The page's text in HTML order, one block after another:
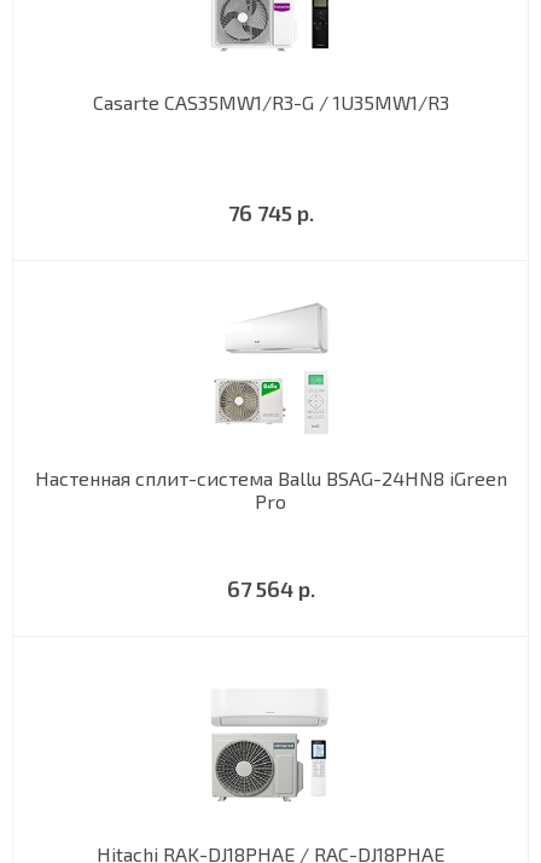
Casarte СAS35MW1/R3-G / 1U35MW1/R3
76 745 р.
Настенная сплит-система Ballu BSAG-24HN8 iGreen
Pro
67 564 р.
Hitachi RAK-DJ18PHAE / RAC-DJ18PHAE